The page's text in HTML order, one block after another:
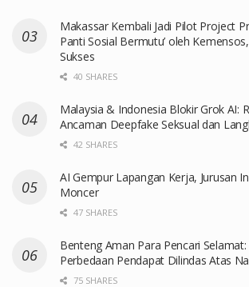
Makassar Kembali Jadi Pilot Project
Panti Sosial Bermutu’ oleh
Sukses
40 SHARES
Malaysia & Indonesia Blokir Grok AI:
Ancaman Deepfake Seksual dan
42 SHARES
AI Gempur Lapangan Kerja, Jurusan
Moncer
47 SHARES
Benteng Aman Para Pencari
Perbedaan Pendapat Dilindas Atas
75 SHARES